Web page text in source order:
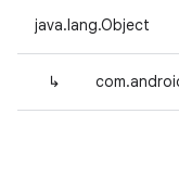
java.lang.Object
↳